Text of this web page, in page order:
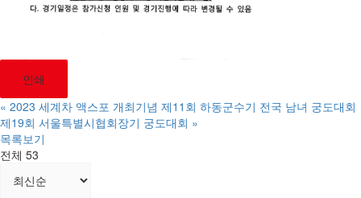
인쇄
« 2023 세계차 액스포 개최기념 제11회 하동군수기 전국 남녀 궁도대회
제19회 서울특별시협회장기 궁도대회 »
목록보기
전체 53